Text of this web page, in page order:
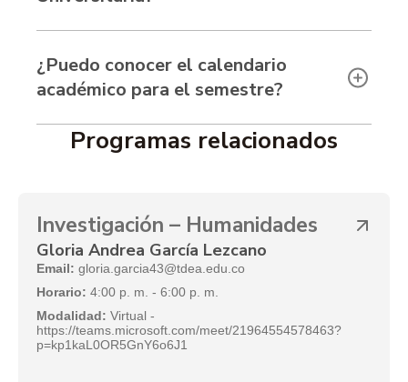
¿Puedo conocer el calendario
académico para el semestre?
Programas relacionados
Investigación – Humanidades
Gloria Andrea García Lezcano
Email: gloria.garcia43@tdea.edu.co
Horario: 4:00 p. m. - 6:00 p. m.
Modalidad: Virtual -
https://teams.microsoft.com/meet/21964554578463?
p=kp1kaL0OR5GnY6o6J1